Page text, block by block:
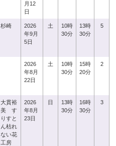
月12
日
杉崎
2026
年9月
5日
土
10時
30分
13時
30分
5
2026
年8月
22日
土
10時
30分
15時
20分
2
大貫裕
美 す
りすと
ん枯れ
ない花
工房
2026
年8月
23日
日
13時
30分
16時
30分
3